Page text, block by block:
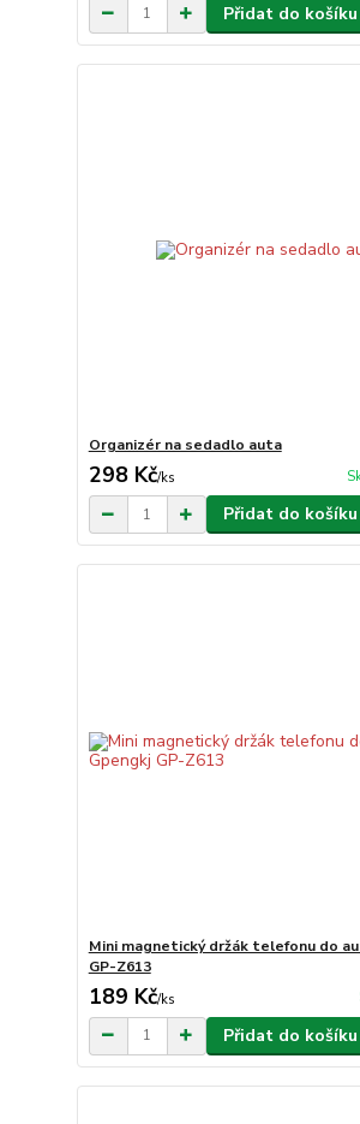
Přidat do košíku
Organizér na sedadlo auta
298 Kč/ks
Přidat do košíku
Mini magnetický držák telefonu do
GP-Z613
189 Kč/ks
Přidat do košíku